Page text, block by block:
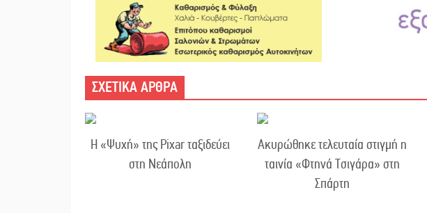
ΣΧΕΤΙΚΑ ΑΡΘΡΑ
Η «Ψυχή» της Pixar ταξιδεύει
στη Νεάπολη
Ακυρώθηκε τελευταία στιγμή η
ταινία «Φτηνά Τσιγάρα» στη
Σπάρτη